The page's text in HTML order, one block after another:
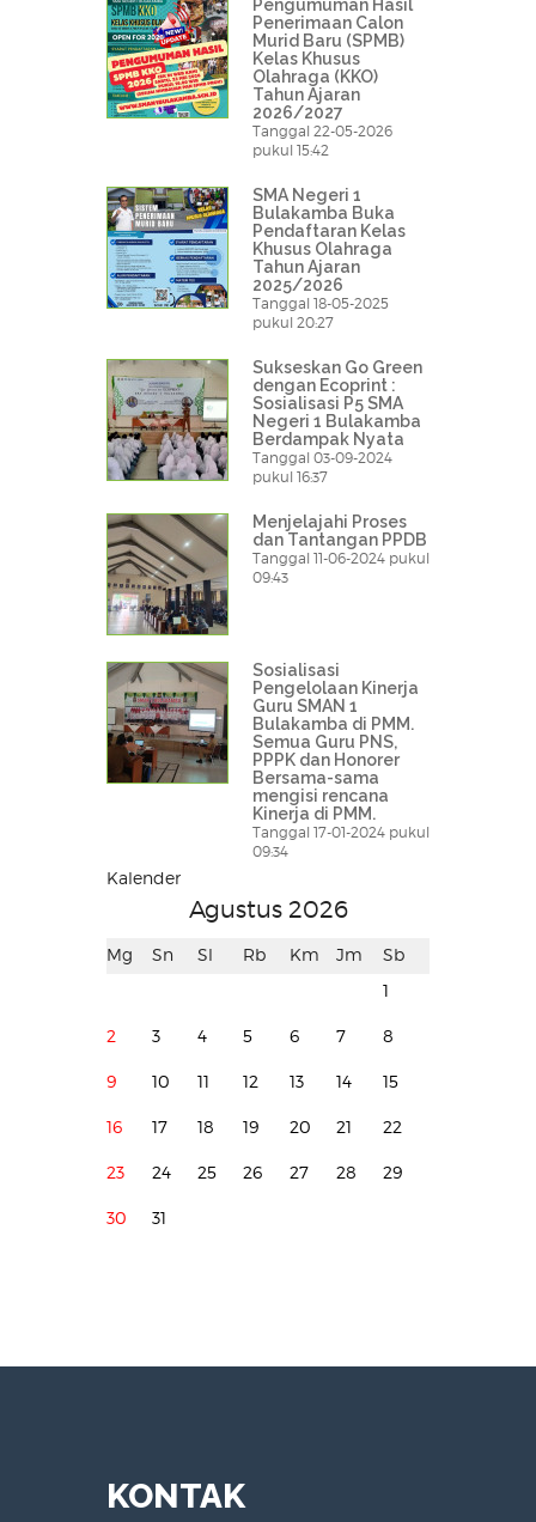
Pengumuman Hasil
Penerimaan Calon
Murid Baru (SPMB)
Kelas Khusus
Olahraga (KKO)
Tahun Ajaran
2026/2027
Tanggal 22-05-2026
pukul 15:42
SMA Negeri 1
Bulakamba Buka
Pendaftaran Kelas
Khusus Olahraga
Tahun Ajaran
2025/2026
Tanggal 18-05-2025
pukul 20:27
Sukseskan Go Green
dengan Ecoprint :
Sosialisasi P5 SMA
Negeri 1 Bulakamba
Berdampak Nyata
Tanggal 03-09-2024
pukul 16:37
Menjelajahi Proses
dan Tantangan PPDB
Tanggal 11-06-2024 pukul
09:43
Sosialisasi
Pengelolaan Kinerja
Guru SMAN 1
Bulakamba di PMM.
Semua Guru PNS,
PPPK dan Honorer
Bersama-sama
mengisi rencana
Kinerja di PMM.
Tanggal 17-01-2024 pukul
09:34
Kalender
Agustus 2026
Mg Sn Sl Rb Km Jm
Sb
1
2 3 4 5 6 7 8
9 10 11 12 13 14 15
16 17 18 19 20 21 22
23 24 25 26 27 28 29
30 31
KONTAK